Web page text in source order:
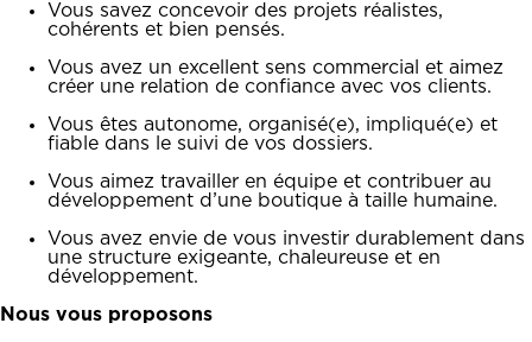
Vous savez concevoir des projets réalistes,
cohérents et bien pensés.
Vous avez un excellent sens commercial et aimez
créer une relation de confiance avec vos clients.
Vous êtes autonome, organisé(e), impliqué(e) et
fiable dans le suivi de vos dossiers.
Vous aimez travailler en équipe et contribuer au
développement d’une boutique à taille humaine.
Vous avez envie de vous investir durablement dans
une structure exigeante, chaleureuse et en
développement.
Nous vous proposons